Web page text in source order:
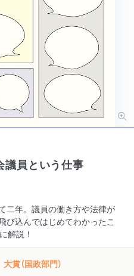
議員という仕事
二年。議員の働き方や法律が
び込んではじめてわかったこ
解説！
（国政部門）